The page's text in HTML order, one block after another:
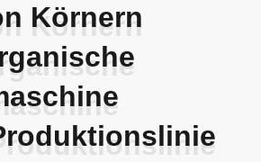
Körnern
Körnern